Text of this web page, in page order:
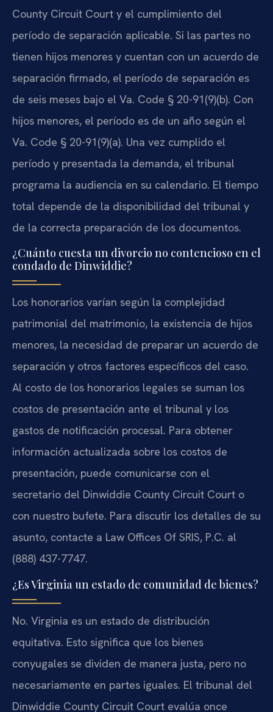
County Circuit Court y el cumplimiento del
período de separación aplicable. Si las partes no
tienen hijos menores y cuentan con un acuerdo de
separación firmado, el período de separación es
de seis meses bajo el Va. Code § 20-91(9)(b). Con
hijos menores, el período es de un año según el
Va. Code § 20-91(9)(a). Una vez cumplido el
período y presentada la demanda, el tribunal
programa la audiencia en su calendario. El tiempo
total depende de la disponibilidad del tribunal y
de la correcta preparación de los documentos.
¿Cuánto cuesta un divorcio no contencioso en el
condado de Dinwiddie?
Los honorarios varían según la complejidad
patrimonial del matrimonio, la existencia de hijos
menores, la necesidad de preparar un acuerdo de
separación y otros factores específicos del caso.
Al costo de los honorarios legales se suman los
costos de presentación ante el tribunal y los
gastos de notificación procesal. Para obtener
información actualizada sobre los costos de
presentación, puede comunicarse con el
secretario del Dinwiddie County Circuit Court o
con nuestro bufete. Para discutir los detalles de su
asunto, contacte a Law Offices Of SRIS, P.C. al
(888) 437-7747.
¿Es Virginia un estado de comunidad de bienes?
No. Virginia es un estado de distribución
equitativa. Esto significa que los bienes
conyugales se dividen de manera justa, pero no
necesariamente en partes iguales. El tribunal del
Dinwiddie County Circuit Court evalúa once